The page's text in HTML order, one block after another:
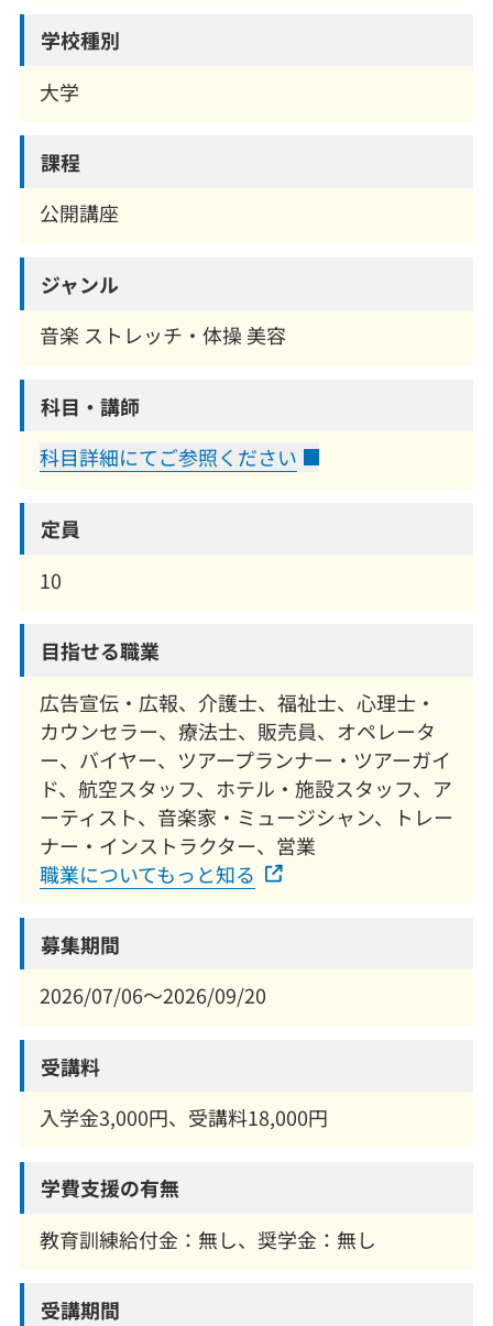
学校種別
大学
課程
公開講座
ジャンル
音楽 ストレッチ・体操 美容
科目・講師
科目詳細にてご参照ください
定員
10
目指せる職業
広告宣伝・広報、介護士、福祉士、心理士・
カウンセラー、療法士、販売員、オペレータ
ー、バイヤー、ツアープランナー・ツアーガイ
ド、航空スタッフ、ホテル・施設スタッフ、ア
ーティスト、音楽家・ミュージシャン、トレー
ナー・インストラクター、営業
職業についてもっと知る
募集期間
2026/07/06～2026/09/20
受講料
入学金3,000円、受講料18,000円
学費支援の有無
教育訓練給付金：無し、奨学金：無し
受講期間